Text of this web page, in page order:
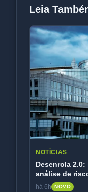
Leia
NOTÍCIAS
Desenrola
análise de
há 6h NOVO